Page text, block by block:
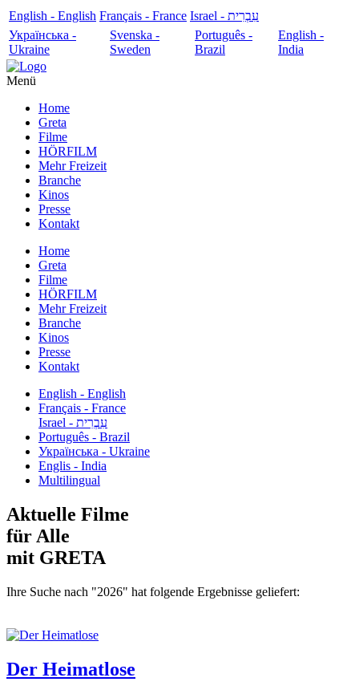
English - English Français - France
עִבְרִית - Israel
Українська -
Ukraine
Svenska -
Sweden
Português -
Brazil
English -
India
Menü
Home
Greta
Filme
HÖRFILM
Mehr Freizeit
Branche
Kinos
Presse
Kontakt
Home
Greta
Filme
HÖRFILM
Mehr Freizeit
Branche
Kinos
Presse
Kontakt
English - English
Français - France
עִבְרִית - Israel
Português - Brazil
Українська - Ukraine
Englis - India
Multilingual
Aktuelle Filme
für Alle
mit GRETA
Ihre Suche nach "2026" hat folgende Ergebnisse geliefert:
Der Heimatlose